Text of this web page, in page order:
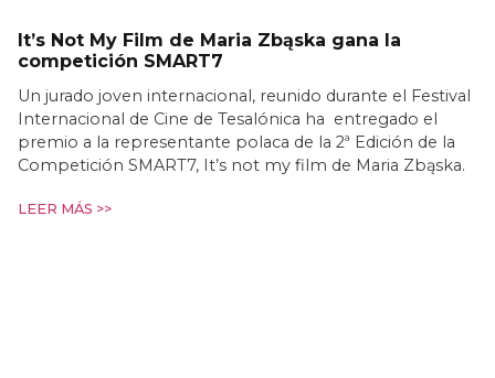
It’s Not My Film de Maria Zbąska gana la
competición SMART7
Un jurado joven internacional, reunido durante el Festival
Internacional de Cine de Tesalónica ha entregado el
premio a la representante polaca de la 2ª Edición de la
Competición SMART7, It’s not my film de Maria Zbąska.
LEER MÁS >>